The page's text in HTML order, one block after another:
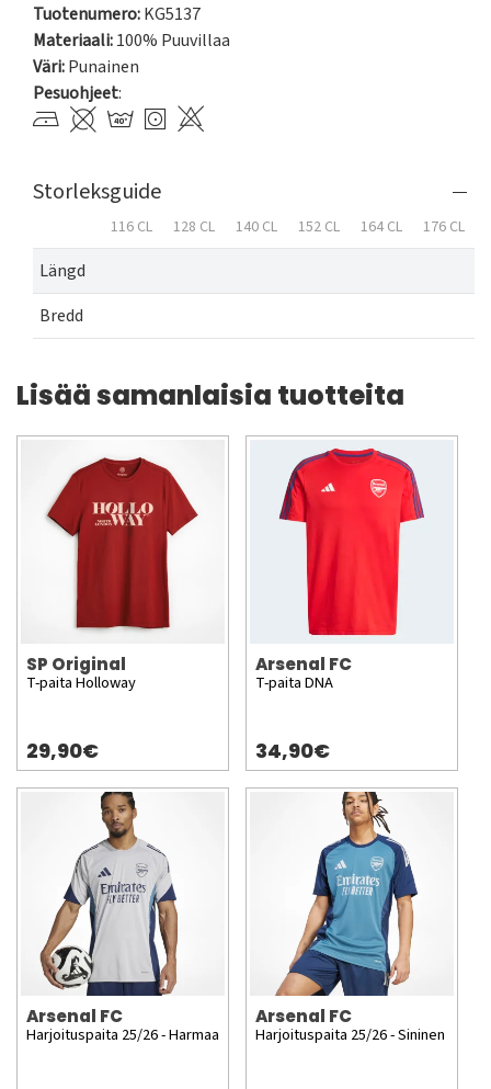
Tuotenumero:KG5137
Materiaali:100% Puuvillaa
Väri:Punainen
Pesuohjeet:
Storleksguide
116 CL 128 CL 140 CL 152 CL 164 CL 176 CL
Längd
Bredd
Lisää samanlaisia tuotteita
SP Original
T-paita Holloway
29,90€
Arsenal FC
T-paita DNA
34,90€
Arsenal FC
Harjoituspaita 25/26 - Harmaa
Arsenal FC
Harjoituspaita 25/26 - Sininen